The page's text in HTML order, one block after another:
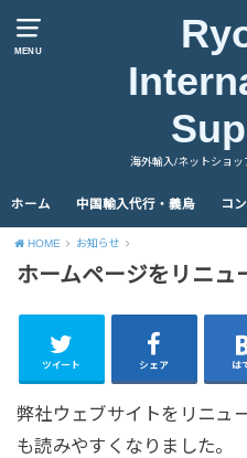
MENU
海外輸入/ネットショ
ホーム 中国輸入代行・義烏 コ
HOME お知らせ
ホームページをリニュ
ツイート シェア は
弊社ウェブサイトをリニュ
も読みやすくなりました。